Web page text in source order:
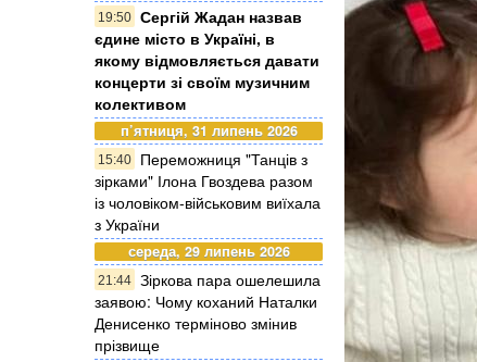
19:50 Сергій Жадан назвав
єдине місто в Україні, в
якому відмовляється давати
концерти зі своїм музичним
колективом
п’ятниця, 31 липень 2026
15:40
Переможниця "Танців з
зірками" Ілона Гвоздева разом
із чоловіком-військовим виїхала
з України
середа, 29 липень 2026
21:44 Зіркова пара ошелешила
заявою: Чому коханий Наталки
Денисенко терміново змінив
прізвище